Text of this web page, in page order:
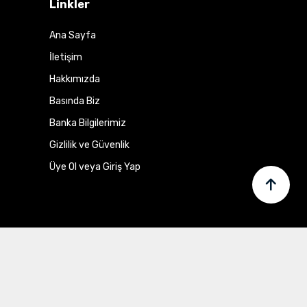
Linkler
Ana Sayfa
İletişim
Hakkımızda
Basında Biz
Banka Bilgilerimiz
Gizlilik ve Güvenlik
Üye Ol veya Giriş Yap